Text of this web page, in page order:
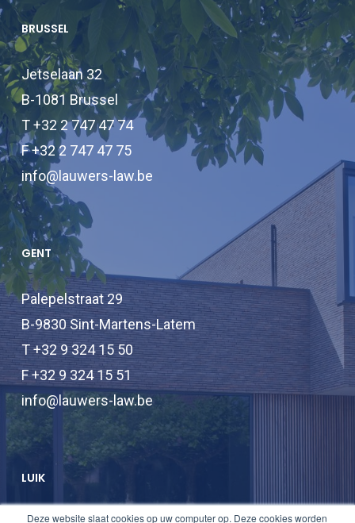
Deze website slaat cookies op uw computer op. Deze cookies worden
BRUSSEL
Jetselaan 32
B-1081 Brussel
T +32 2 747 47 74
F +32 2 747 47 75
info@lauwers-law.be
GENT
Palepelstraat 29
B-9830 Sint-Martens-Latem
T +32 9 324 15 50
F +32 9 324 15 51
info@lauwers-law.be
LUIK